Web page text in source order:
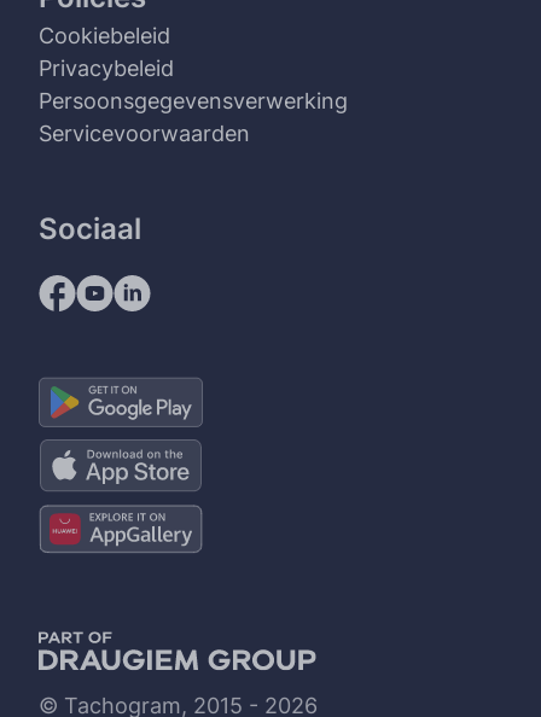
Cookiebeleid
Privacybeleid
Persoonsgegevensverwerking
Servicevoorwaarden
Sociaal
© Tachogram, 2015 - 2026